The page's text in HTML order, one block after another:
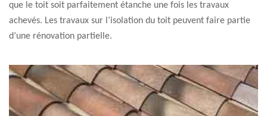
que le toit soit parfaitement étanche une fois les travaux
achevés. Les travaux sur l’isolation du toit peuvent faire partie
d’une rénovation partielle.